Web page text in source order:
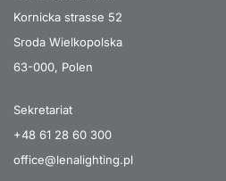
Kornicka strasse 52
Sroda Wielkopolska
63-000, Polen
Sekretariat
+48 61 28 60 300
office@lenalighting.pl